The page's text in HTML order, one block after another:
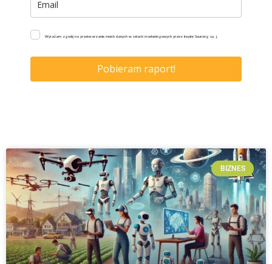
Wyrażam zgodę na przetwarzanie moich danych w celach marketingowych przez Inspire Sourcing sp. j.
Pobieram raport!
BIZNES